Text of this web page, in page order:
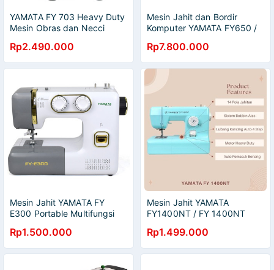
YAMATA FY 703 Heavy Duty
Mesin Obras dan Necci
Rp2.490.000
Mesin Jahit dan Bordir
Komputer YAMATA FY650 /
Rp7.800.000
Mesin Jahit YAMATA FY
E300 Portable Multifungsi
Rp1.500.000
Mesin Jahit YAMATA
FY1400NT / FY 1400NT
Rp1.499.000